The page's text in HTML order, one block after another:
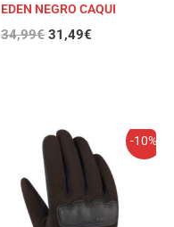
EDEN NEGRO CAQUI
34,99€ 31,49€
-10%
El
precio
original
era:
34,99€.
precio
actual
es:
31,49€.